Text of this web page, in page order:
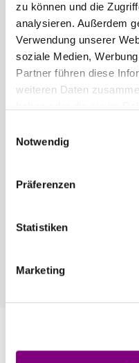
zu können und die
analysieren. Außerdem
Verwendung unserer
soziale Medien,
Partner führen diese
weiteren Daten
Notwendig
Präferenzen
Statistiken
Marketing
Anzahl
Mitglied werden Sie ganz
automatisch an der Kasse.